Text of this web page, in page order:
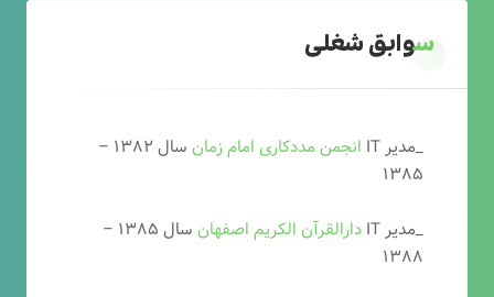
سوابق شغلی
_مدیر IT انجمن مددکاری امام زمان
سال ۱۳۸۲ –
۱۳۸۵
_مدیر IT
دارالقرآن الکریم اصفهان
سال ۱۳۸۵ –
۱۳۸۸